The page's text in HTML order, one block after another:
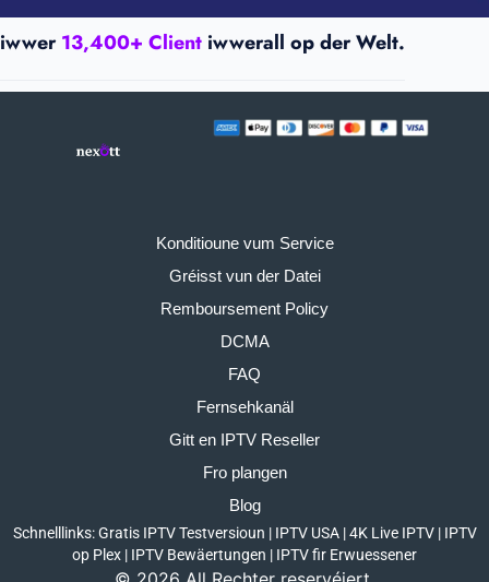
iwwer13,400+ Client iwwerall op der Welt.
Konditioune vum Service
Gréisst vun der Datei
Remboursement Policy
DCMA
FAQ
Fernsehkanäl
Gitt en IPTV Reseller
Fro plangen
Blog
Schnelllinks:Gratis IPTV Testversioun | IPTV USA|4K Live IPTV| ​​IPTV
op Plex | IPTV Bewäertungen | IPTV fir Erwuessener